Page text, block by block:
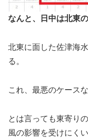
なんと、日中は北東の
北東に面した佐津海
る。
これ、最悪のケースな
とは言っても東寄り
風の影響を受けにく